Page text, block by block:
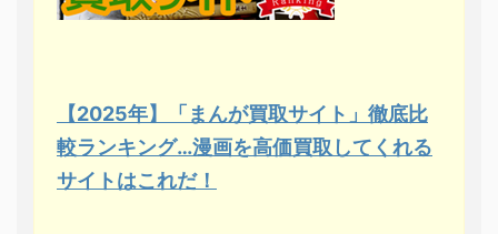
【2025年】「まんが買取サイト」徹底比
較ランキング…漫画を高価買取してくれる
サイトはこれだ！